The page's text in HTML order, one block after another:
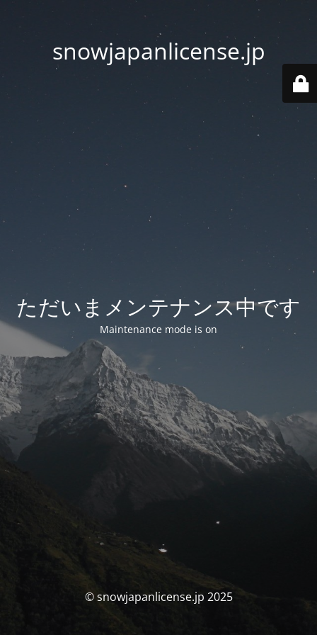
snowjapanlicense.jp
ただいまメンテナンス中です
Maintenance mode is on
© snowjapanlicense.jp 2025